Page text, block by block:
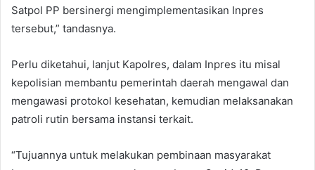
Satpol PP bersinergi mengimplementasikan Inpres
tersebut,” tandasnya.
Perlu diketahui, lanjut Kapolres, dalam Inpres itu misal
kepolisian membantu pemerintah daerah mengawal dan
mengawasi protokol kesehatan, kemudian melaksanakan
patroli rutin bersama instansi terkait.
“Tujuannya untuk melakukan pembinaan masyarakat